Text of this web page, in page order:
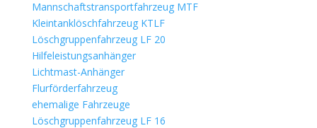
Mannschaftstransportfahrzeug MTF
Kleintanklöschfahrzeug KTLF
Löschgruppenfahrzeug LF 20
Hilfeleistungsanhänger
Lichtmast-Anhänger
Flurförderfahrzeug
ehemalige Fahrzeuge
Löschgruppenfahrzeug LF 16